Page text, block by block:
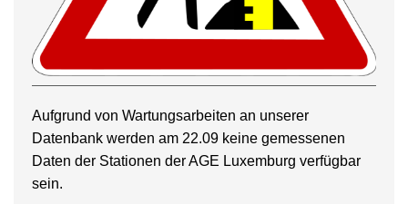
Aufgrund von Wartungsarbeiten an unserer
Datenbank werden am 22.09 keine gemessenen
Daten der Stationen der AGE Luxemburg verfügbar
sein.